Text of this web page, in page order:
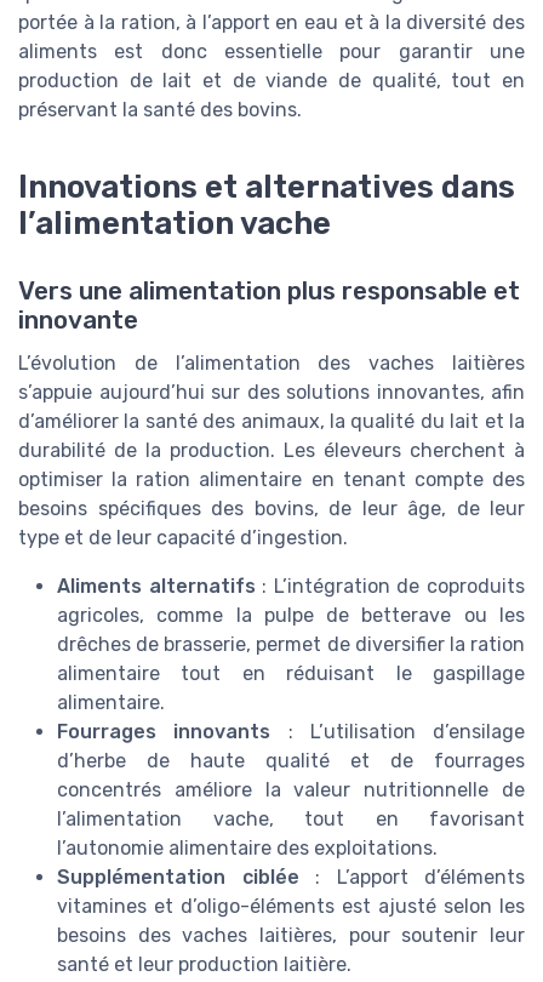
portée à la ration, à l’apport en eau et à la diversité des
aliments est donc essentielle pour garantir une
production de lait et de viande de qualité, tout en
préservant la santé des bovins.
Innovations et alternatives dans
l’alimentation vache
Vers une alimentation plus responsable et
innovante
L’évolution de l’alimentation des vaches laitières
s’appuie aujourd’hui sur des solutions innovantes, afin
d’améliorer la santé des animaux, la qualité du lait et la
durabilité de la production. Les éleveurs cherchent à
optimiser la ration alimentaire en tenant compte des
besoins spécifiques des bovins, de leur âge, de leur
type et de leur capacité d’ingestion.
Aliments alternatifs : L’intégration de coproduits
agricoles, comme la pulpe de betterave ou les
drêches de brasserie, permet de diversifier la ration
alimentaire tout en réduisant le gaspillage
alimentaire.
Fourrages innovants : L’utilisation d’ensilage
d’herbe de haute qualité et de fourrages
concentrés améliore la valeur nutritionnelle de
l’alimentation vache, tout en favorisant
l’autonomie alimentaire des exploitations.
Supplémentation ciblée : L’apport d’éléments
vitamines et d’oligo-éléments est ajusté selon les
besoins des vaches laitières, pour soutenir leur
santé et leur production laitière.